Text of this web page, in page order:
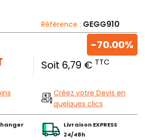
Référence : GEGG910
Soit 6,79 € TTC
-70.00%
Créez votre Devis en
quelques clics
Livraison EXPRESS
24/48h